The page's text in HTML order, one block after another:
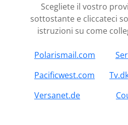
Scegliete il vostro
sottostante e cliccateci
istruzioni su come
Polarismail.com
Pacificwest.com
Versanet.de